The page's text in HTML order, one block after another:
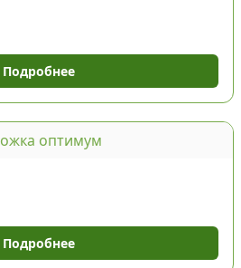
Подробнее
Подробнее